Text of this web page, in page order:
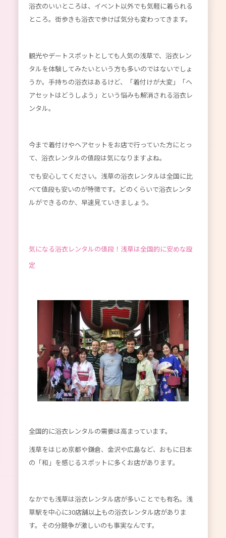
浴衣のいいところは、イベント以外でも気軽に着られる
ところ。街歩きも浴衣で歩けば気分も変わってきます。
観光やデートスポットとしても人気の浅草で、浴衣レン
タルを体験してみたいという方も多いのではないでしょ
うか。手持ちの浴衣はあるけど、「着付けが大変」「ヘ
アセットはどうしよう」という悩みも解消される浴衣レ
ンタル。
今まで着付けやヘアセットをお店で行っていた方にとっ
て、浴衣レンタルの値段は気になりますよね。
でも安心してください。浅草の浴衣レンタルは全国に比
べて値段も安いのが特徴です。どのくらいで浴衣レンタ
ルができるのか、早速見ていきましょう。
気になる浴衣レンタルの値段！浅草は全国的に安めな設
定
全国的に浴衣レンタルの需要は高まっています。
浅草をはじめ京都や鎌倉、金沢や広島など、おもに日本
の「和」を感じるスポットに多くお店があります。
なかでも浅草は浴衣レンタル店が多いことでも有名。浅
草駅を中心に30店舗以上もの浴衣レンタル店がありま
す。その分競争が激しいのも事実なんです。